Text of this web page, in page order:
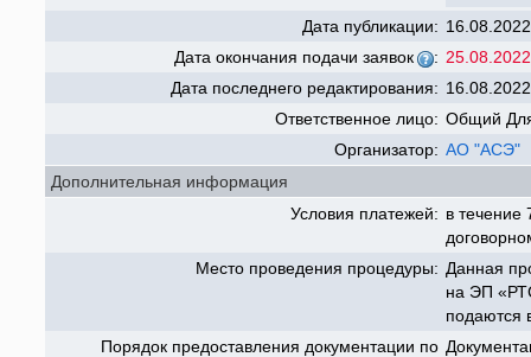
Дата публикации:
Дата окончания подачи заявок
:
Дата последнего редактирования:
Ответственное лицо: Общий
Организатор: АО "АСЭ"
Дополнительная информация
Условия платежей: в течение
Место проведения процедуры: Данная
на ЭП
подаются
Порядок предоставления документации по